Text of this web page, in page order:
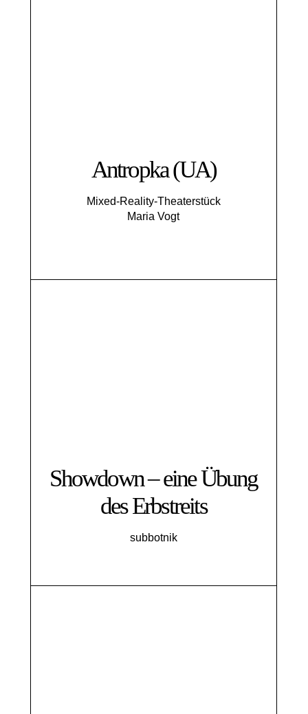
Antropka (UA)
Mixed-Reality-Theaterstück
Maria Vogt
Showdown – eine Übung
des Erbstreits
subbotnik